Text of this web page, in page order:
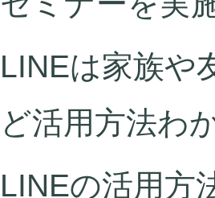
LINEは家族や
ど活用方法わ
LINEの活用方